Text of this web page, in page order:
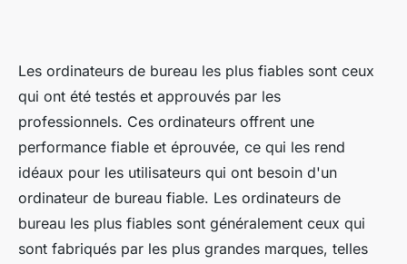
Les ordinateurs de bureau les plus fiables sont ceux
qui ont été testés et approuvés par les
professionnels. Ces ordinateurs offrent une
performance fiable et éprouvée, ce qui les rend
idéaux pour les utilisateurs qui ont besoin d'un
ordinateur de bureau fiable. Les ordinateurs de
bureau les plus fiables sont généralement ceux qui
sont fabriqués par les plus grandes marques, telles